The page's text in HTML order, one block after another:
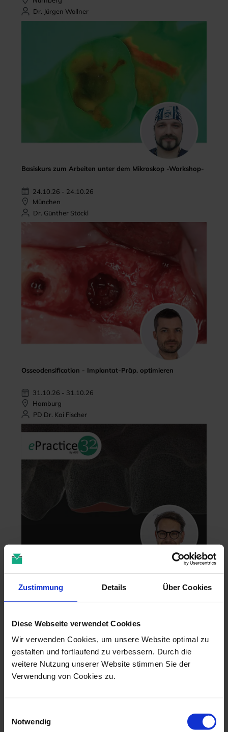
Zustimmung Details Über Cookies
Diese Webseite verwendet Cookies
Wir verwenden Cookies, um unsere Website optimal zu
gestalten und fortlaufend zu verbessern. Durch die
weitere Nutzung unserer Website stimmen Sie der
Verwendung von Cookies zu.
Notwendig
Dr. Jürgen Wollner
Basiskurs zum Arbeiten unter dem Mikroskop -Workshop-
24.10.26 - 24.10.26
München
Dr. Günther Stöckl
Osseodensification - Implantat-Präp. optimieren
31.10.26 - 31.10.26
Hamburg
PD Dr. Kai Fischer
Zahntechnik im 4D-Zeitalter
04.11.26 - 04.11.26
online